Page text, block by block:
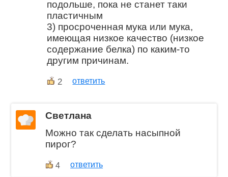
подольше, пока не станет таки
пластичным
3) просроченная мука или мука,
имеющая низкое качество (низкое
содержание белка) по каким-то
другим причинам.
2 ответить
Светлана
Можно так сделать насыпной
пирог?
4 ответить